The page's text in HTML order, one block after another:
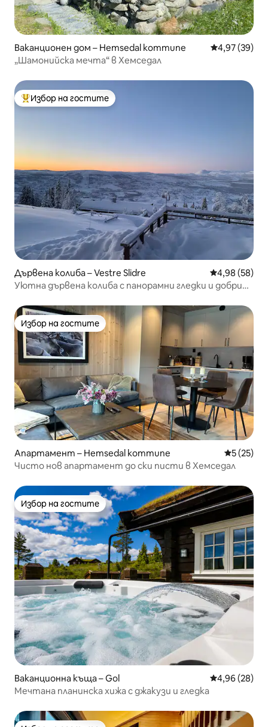
Ваканционен дом – Hemsedal kommune Средна
4,97 (39)
„Шамонийска мечта“ в Хемседал
Най-популярен избор на гостите
Избор на гостите
Дървена колиба – Vestre Slidre Средна
4,98 (58)
Уютна дървена колиба с панорамни гледки и добри
Избор на гостите
Избор на гостите
Апартамент – Hemsedal kommune Средна
5 (25)
Чисто нов апартамент до ски писти в Хемседал
Избор на гостите
Избор на гостите
Ваканционна къща – Gol Средна
4,96 (28)
Мечтана планинска хижа с джакузи и гледка